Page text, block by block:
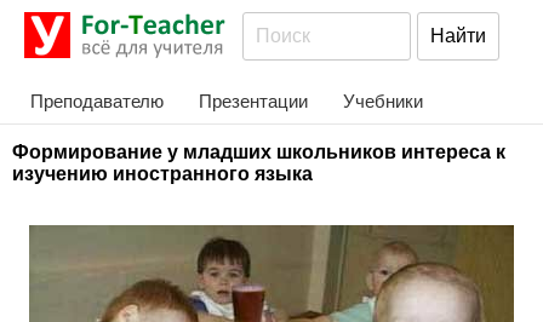
Преподавателю Презентации Учебники
Формирование у младших школьников интереса к
изучению иностранного языка